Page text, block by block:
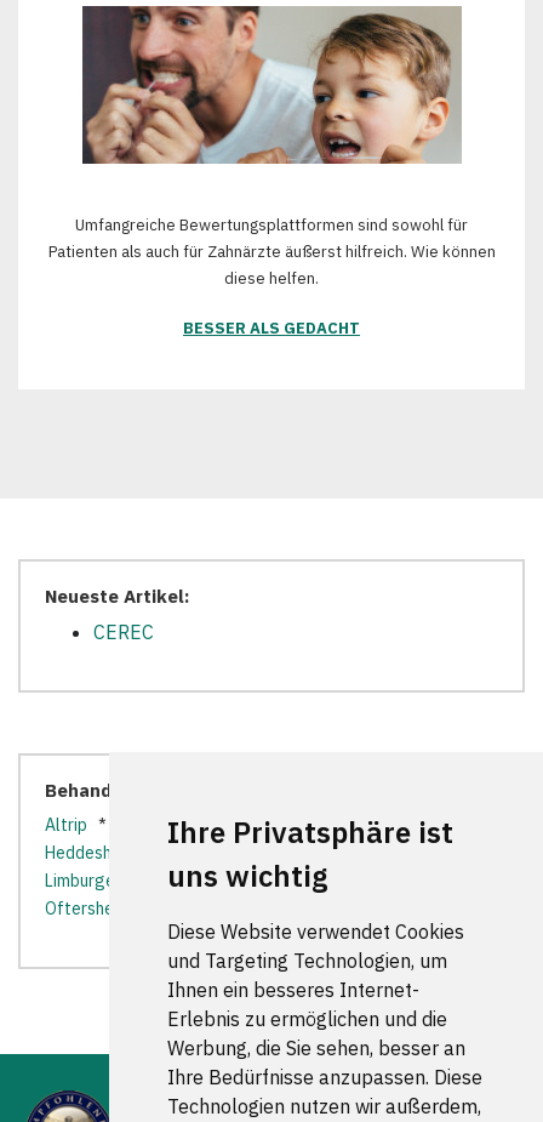
Ihre Privatsphäre ist
uns wichtig
Diese Website verwendet Cookies
und Targeting Technologien, um
Ihnen ein besseres Internet-
Erlebnis zu ermöglichen und die
Werbung, die Sie sehen, besser an
Ihre Bedürfnisse anzupassen. Diese
Technologien nutzen wir außerdem,
Umfangreiche Bewertungsplattformen sind sowohl für
Patienten als auch für Zahnärzte äußerst hilfreich. Wie können
diese helfen.
BESSER ALS GEDACHT
Neueste Artikel:
CEREC
Behandler in der Nähe:
Altrip * Brühl (Baden)*Edingen-Neckarhausen*
Heddesheim
Ilvesheim
Limburgerhof
*Ludwigshafen am Rhein
Oftersheim